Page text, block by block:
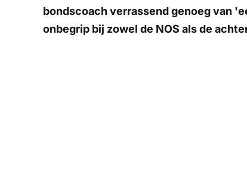
bondscoach verrassend genoeg van
onbegrip bij zowel de NOS als de